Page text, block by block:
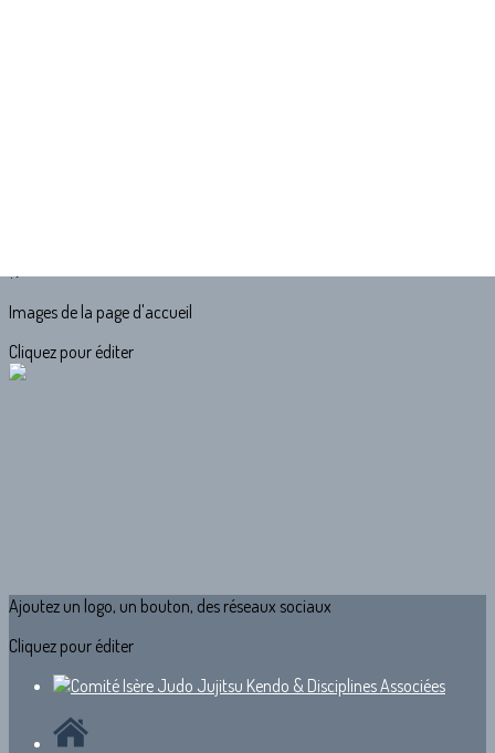
?>
Images de la page d'accueil
Cliquez pour éditer
Ajoutez un logo, un bouton, des réseaux sociaux
Cliquez pour éditer